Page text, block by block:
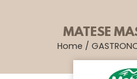
MATESE
Home /